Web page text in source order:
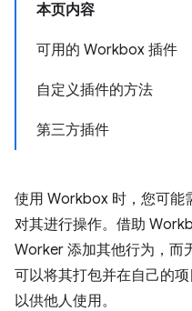
本页内容
可用的 Workbox 插件
自定义插件的方法
第三方插件
使用 Workbox 时，您可能
对其进行操作。借助
Worker 添加其他行为，而
可以将其打包并在自己的
以供他人使用。